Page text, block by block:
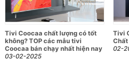
Tivi Coocaa chất lượng có tốt
không? TOP các mẫu tivi
Coocaa bán chạy nhất hiện nay
03-02-2025
Tivi
02-